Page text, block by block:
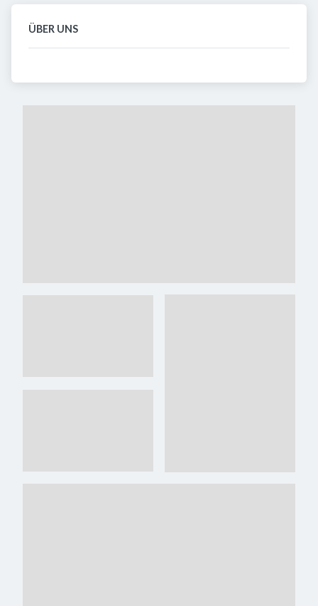
ÜBER UNS